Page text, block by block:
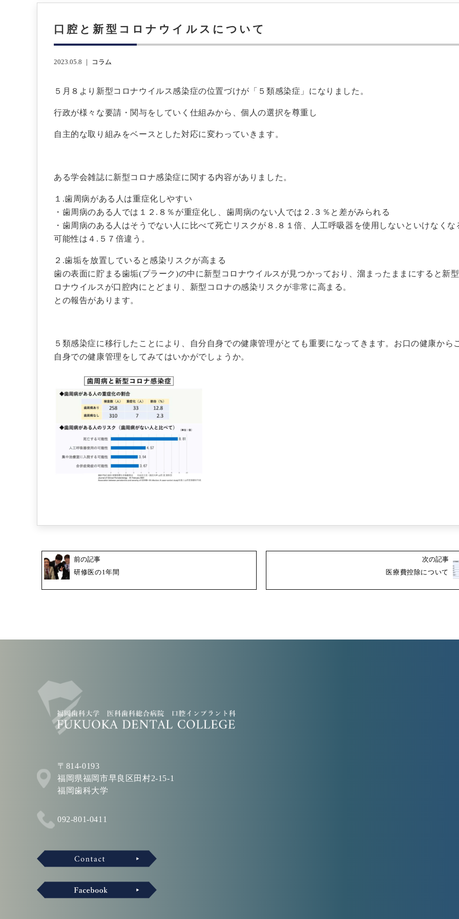
口腔と新型コロナウイルスについて
2023.05.8 ｜ コラム
５月８より新型コロナウイルス感染症の位置づけが「５類感染症」になりました。
行政が様々な要請・関与をしていく仕組みから、個人の選択を尊重し
自主的な取り組みをベースとした対応に変わっていきます。
ある学会雑誌に新型コロナ感染症に関する内容がありました。
１.歯周病がある人は重症化しやすい
・歯周病のある人では１２.８％が重症化し、歯周病のない人では２.３％と差がみられる
・歯周病のある人はそうでない人に比べて死亡リスクが８.８１倍、人工呼吸器を使用しないといけなくな
可能性は４.５７倍違う。
２.歯垢を放置していると感染リスクが高まる
歯の表面に貯まる歯垢(プラーク)の中に新型コロナウイルスが見つかっており、溜まったままにすると新
ロナウイルスが口腔内にとどまり、新型コロナの感染リスクが非常に高まる。
との報告があります。
５類感染症に移行したことにより、自分自身での健康管理がとても重要になってきます。お口の健康から
自身での健康管理をしてみてはいかがでしょうか。
前の記事
研修医の1年間
次の記事
医療費控除について
〒814-0193
福岡県福岡市早良区田村2-15-1
福岡歯科大学
092-801-0411